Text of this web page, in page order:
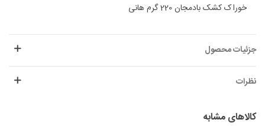
خوراک کشک بادمجان 220 گرم هانی
جزئیات محصول
نظرات
کالاهای مشابه